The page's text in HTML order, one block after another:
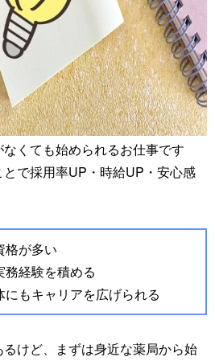
くても始められるお仕事です
で採用率UP・時給UP・安心感
格が多い
務経験を積める
もキャリアを広げられる
るけど、まずは身近な薬局から始